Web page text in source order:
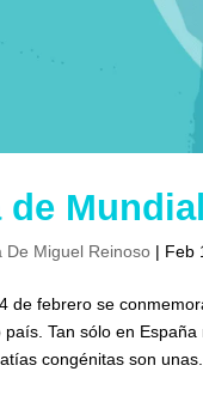
de
De Miguel Reinoso | Feb
de febrero se
país. Tan sólo en
congénitas son unas...